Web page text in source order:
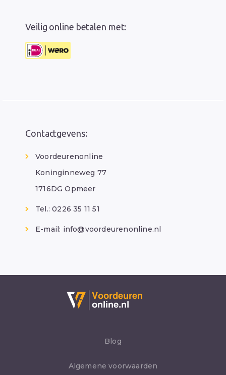
Veilig online betalen met:
Contactgevens:
Voordeurenonline
Koninginneweg 77
1716DG Opmeer
Tel.: 0226 35 11 51
E-mail: info@voordeurenonline.nl
Blog
Algemene voorwaarden